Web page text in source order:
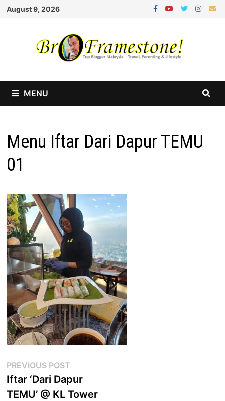
Skip
August 9, 2026
MENU
Menu Iftar Dari Dapur TEMU
01
Post
navigation
PREVIOUS POST
post:
Iftar ‘Dari Dapur
TEMU’ @ KL Tower